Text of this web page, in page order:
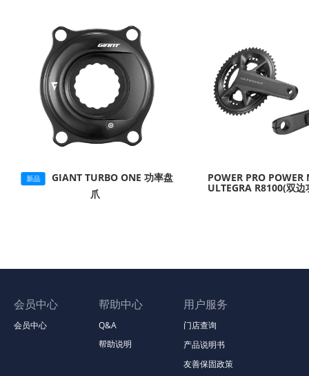
新品
GIANT TURBO ONE 功率盘
爪
POWER PRO POWER
ULTEGRA R8100(双边
会员中心
会员中心
帮助中心
Q&A
帮助说明
用户服务
门店查询
产品说明书
友善保固政策